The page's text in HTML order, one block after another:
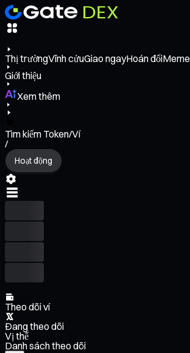
Thị trườngVĩnh cửuGiao ngayHoán đổiMeme
Giới thiệu
Xem thêm
Tìm kiếm Token/Ví
/
Hoạt động
Theo dõi ví
Đang theo dõi
Vị thế
Danh sách theo dõi